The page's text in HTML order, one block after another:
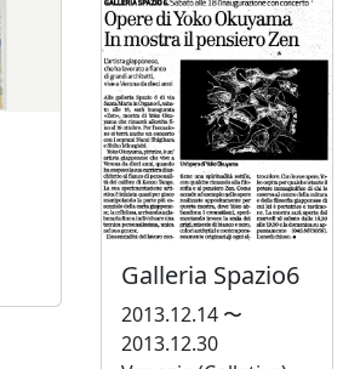
Galleria Spazio6
2013.12.14 〜
2013.12.30